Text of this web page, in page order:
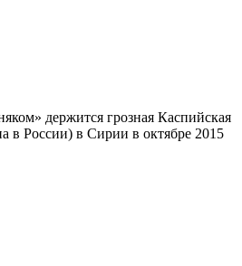
держится грозная Каспийская
в России) в Сирии в октябре 2015